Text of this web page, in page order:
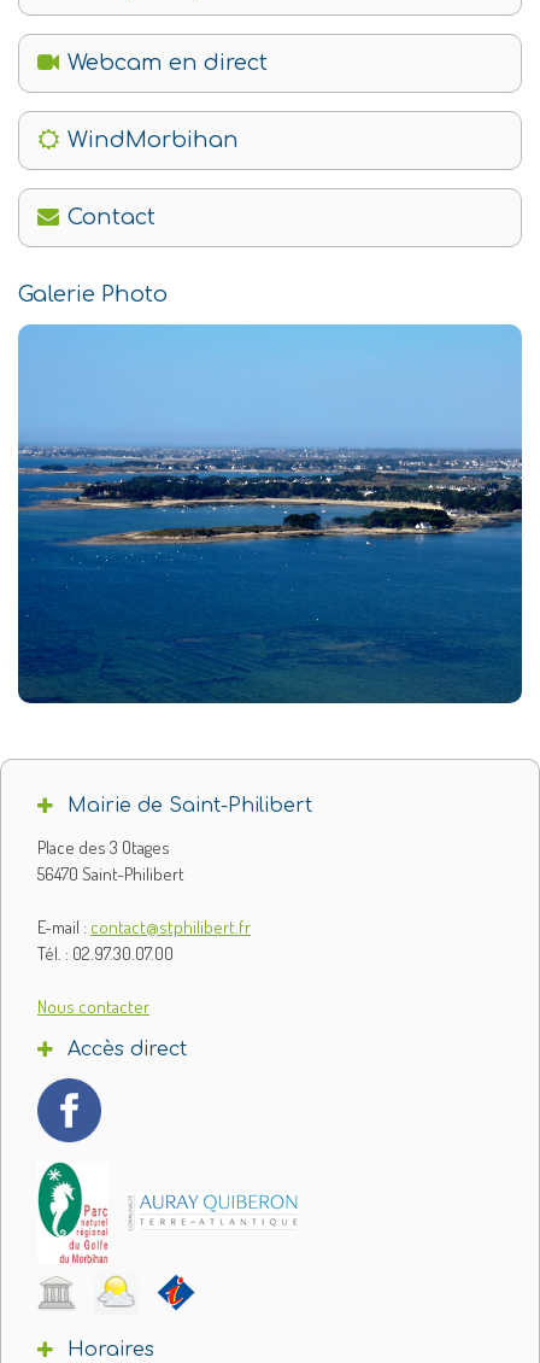
Webcam en direct
WindMorbihan
Contact
Galerie Photo
Mairie de Saint-Philibert
Place des 3 Otages
56470 Saint-Philibert
E-mail : contact@stphilibert.fr
Tél. : 02.97.30.07.00
Nous contacter
Accès direct
Horaires